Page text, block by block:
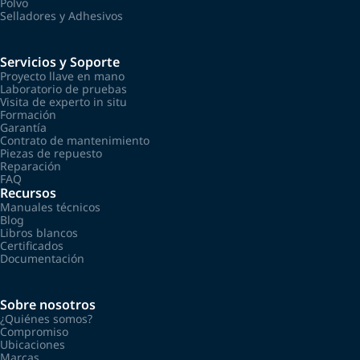
Polvo
Selladores y Adhesivos
Servicios y Soporte
Proyecto llave en mano
Laboratorio de pruebas
Visita de experto in situ
Formación
Garantía
Contrato de mantenimiento
Piezas de repuesto
Reparación
FAQ
Recursos
Manuales técnicos
Blog
Libros blancos
Certificados
Documentación
Sobre nosotros
¿Quiénes somos?
Compromiso
Ubicaciones